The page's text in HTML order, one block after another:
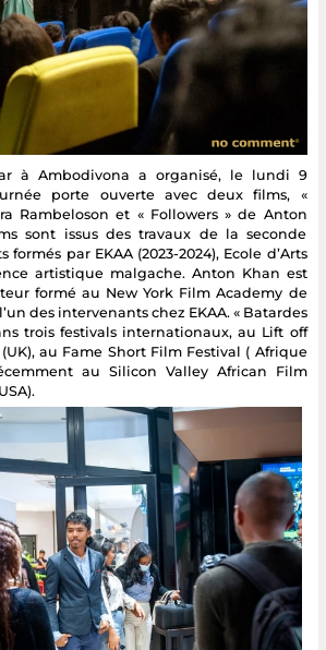
à Ambodivona a organisé, le lundi 9
porte ouverte avec deux films, «
Rambeloson et « Followers » de Anton
sont issus des travaux de la seconde
par EKAA (2023-2024), Ecole d’Arts
artistique malgache. Anton Khan est
formé au New York Film Academy de
des intervenants chez EKAA. « Batardes
trois festivals internationaux, au Lift off
au Fame Short Film Festival ( Afrique
au Silicon Valley African Film